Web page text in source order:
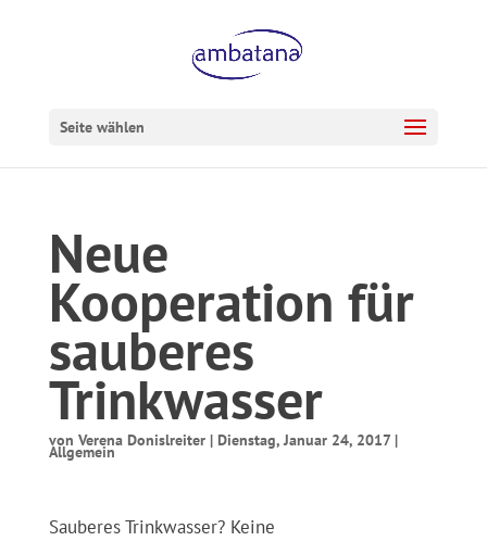
Seite wählen
Neue
Kooperation für
sauberes
Trinkwasser
von Verena Donislreiter| Dienstag, Januar 24, 2017|
Allgemein
Sauberes Trinkwasser? Keine